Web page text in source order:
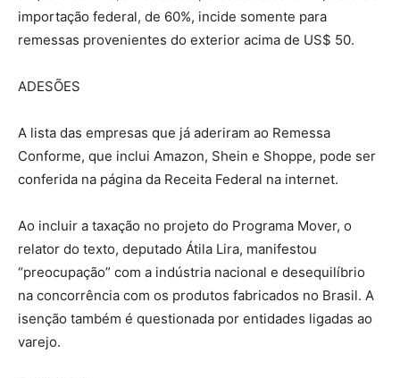
importação federal, de 60%, incide somente para
remessas provenientes do exterior acima de US$ 50.
ADESÕES
A lista das empresas que já aderiram ao Remessa
Conforme, que inclui Amazon, Shein e Shoppe, pode ser
conferida na página da Receita Federal na internet.
Ao incluir a taxação no projeto do Programa Mover, o
relator do texto, deputado Átila Lira, manifestou
“preocupação” com a indústria nacional e desequilíbrio
na concorrência com os produtos fabricados no Brasil. A
isenção também é questionada por entidades ligadas ao
varejo.